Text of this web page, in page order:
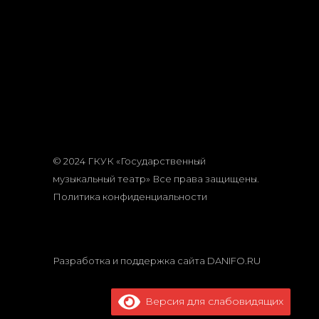
© 2024 ГКУК «Государственный
музыкальный театр» Все права защищены.
Политика конфиденциальности
Разработка и поддержка сайта DANIFO.RU
Версия для слабовидящих